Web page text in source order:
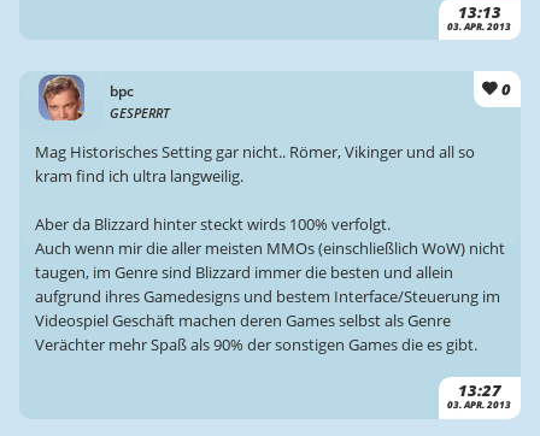
13:13
03. APR. 2013
bpc
GESPERRT
0
13:27
03. APR. 2013
Mag Historisches Setting gar nicht.. Römer, Vikinger und all so
kram find ich ultra langweilig.
Aber da Blizzard hinter steckt wirds 100% verfolgt.
Auch wenn mir die aller meisten MMOs (einschließlich WoW) nicht
taugen, im Genre sind Blizzard immer die besten und allein
aufgrund ihres Gamedesigns und bestem Interface/Steuerung im
Videospiel Geschäft machen deren Games selbst als Genre
Verächter mehr Spaß als 90% der sonstigen Games die es gibt.